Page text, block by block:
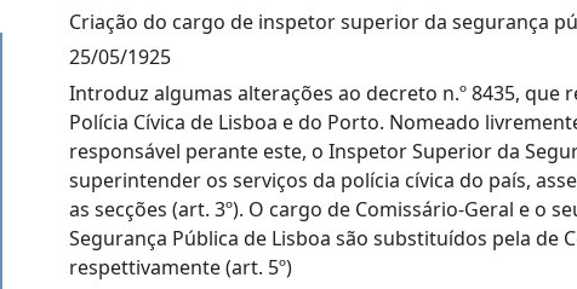
Criação do cargo de inspetor superior da segurança
25/05/1925
Introduz algumas alterações ao decreto n.º 8435, que
Polícia Cívica de Lisboa e do Porto. Nomeado
responsável perante este, o Inspetor Superior da
superintender os serviços da polícia cívica do país,
as secções (art. 3º). O cargo de Comissário-Geral e o
Segurança Pública de Lisboa são substituídos pela de
respettivamente (art. 5º)